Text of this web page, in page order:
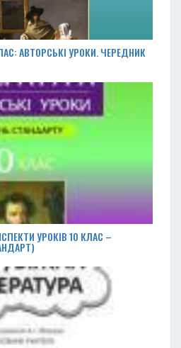
АВТОРСЬКІ УРОКИ. ЧЕРЕДНИК
УРОКІВ 10 КЛАС –